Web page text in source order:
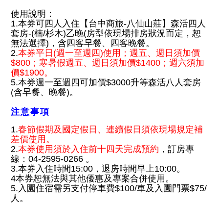
使用說明：
1.本券可四人入住【台中商旅-八仙山莊】森活四人
套房-(楠/杉木)乙晚(房型依現場排房狀況而定，恕
無法選擇)，含四客早餐、四客晚餐。
2.本券平日(週一至週四)使用；週五、週日須加價
$800；寒暑假週五、週日須加價$1400；週六須加
價$1900。
5.本券週一至週四可加價$3000升等森活八人套房
(含早餐、晚餐)。
注意事項
1.春節假期及國定假日、連續假日須依現場規定補
差價使用。
2.本券使用須於入住前十四天完成預約 ，訂房專
線：04-2595-0266 。
3.本券入住時間15:00，退房時間早上10:00。
4本券恕無法與其他優惠及專案合併使用。
5.入園住宿需另支付停車費$100/車及入園門票$75/
人。